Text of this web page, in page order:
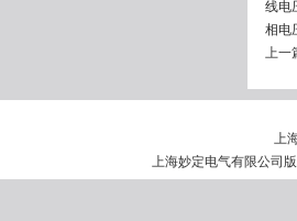
线电
相电
上一
上
上海妙定电气有限公司